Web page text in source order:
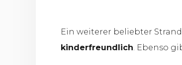
Ein weiterer beliebter
kinderfreundlich. Ebenso